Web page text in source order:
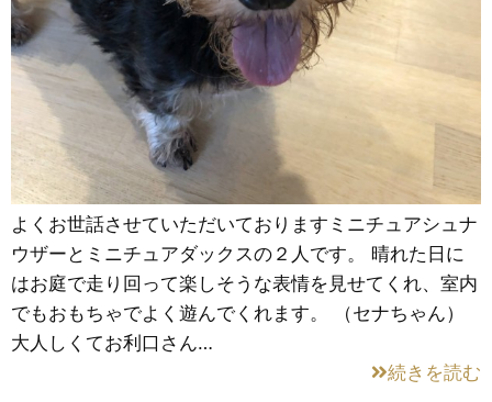
よくお世話させていただいておりますミニチュアシュナ
ウザーとミニチュアダックスの２人です。 晴れた日に
はお庭で走り回って楽しそうな表情を見せてくれ、室内
でもおもちゃでよく遊んでくれます。 （セナちゃん）
大人しくてお利口さん…
続きを読む